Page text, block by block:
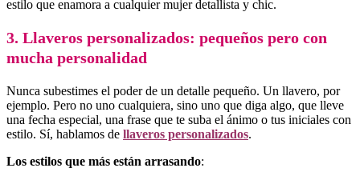
estilo que enamora a cualquier mujer detallista y chic.
3. Llaveros personalizados: pequeños pero con
mucha personalidad
Nunca subestimes el poder de un detalle pequeño. Un llavero, por
ejemplo. Pero no uno cualquiera, sino uno que diga algo, que lleve
una fecha especial, una frase que te suba el ánimo o tus iniciales con
estilo. Sí, hablamos de llaveros personalizados.
Los estilos que más están arrasando: